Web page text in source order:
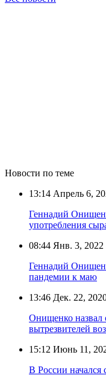
Новости по теме
13:14 Апрель 6,
Геннадий
употребления
08:44 Янв. 3, 2022
Геннадий
пандемии к маю
13:46 Дек. 22,
Онищенко
вытрезвителей
15:12 Июнь 11,
В России начался